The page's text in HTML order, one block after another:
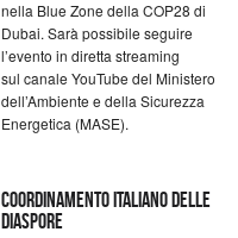
nella Blue Zone della COP28 di
Dubai. Sarà possibile seguire
l’evento in diretta streaming
sul canale YouTube del Ministero
dell’Ambiente e della Sicurezza
Energetica (MASE).
Coordinamento Italiano delle
Diaspore